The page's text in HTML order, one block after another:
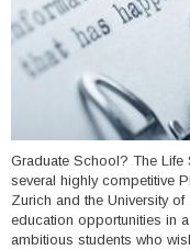
Graduate School? The
several highly competitive
Zurich and the University
education opportunities in
ambitious students who